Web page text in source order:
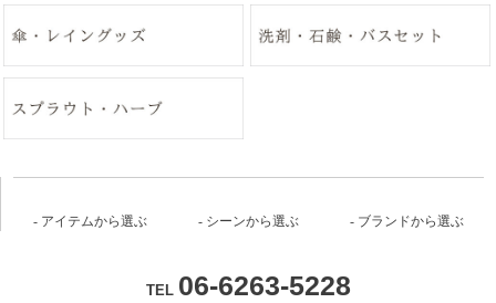
アイテムから選ぶ シーンから選ぶ ブランドから選ぶ
TEL 06-6263-5228